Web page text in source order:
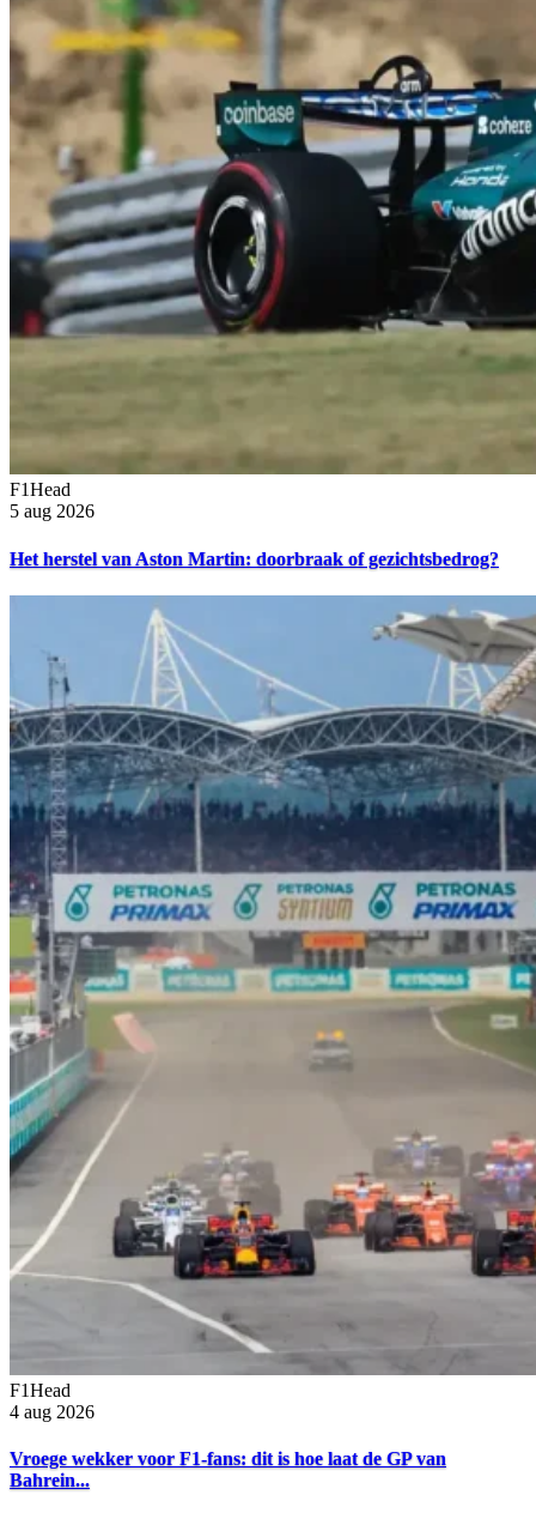
F1Head
5 aug 2026
Het herstel van Aston Martin: doorbraak of gezichtsbedrog?
F1Head
4 aug 2026
Vroege wekker voor F1-fans: dit is hoe laat de GP van
Bahrein...